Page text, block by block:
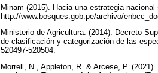
Minam (2015). Hacia una estrategia
http://www.bosques.gob.pe/archivo/
Ministerio de Agricultura. (2014). Decreto
de clasificación y categorización de las
520497-520504.
Morrell, N., Appleton, R. & Arcese, P.